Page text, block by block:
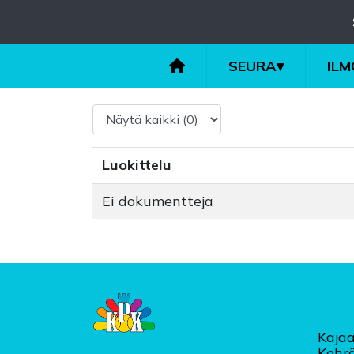
SEURA▾
Luokittelu
Ei dokumentteja